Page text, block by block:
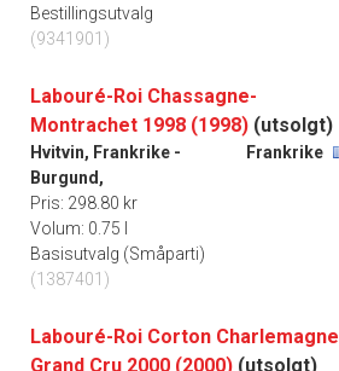
Bestillingsutvalg
(9341901)
Labouré-Roi Chassagne-
Montrachet 1998 (1998) (utsolgt)
Hvitvin, Frankrike -
Burgund,
Frankrike
Pris: 298.80 kr
Volum: 0.75 l
Basisutvalg (Småparti)
(1387401)
Labouré-Roi Corton Charlemagne
Grand Cru 2000 (2000) (utsolgt)